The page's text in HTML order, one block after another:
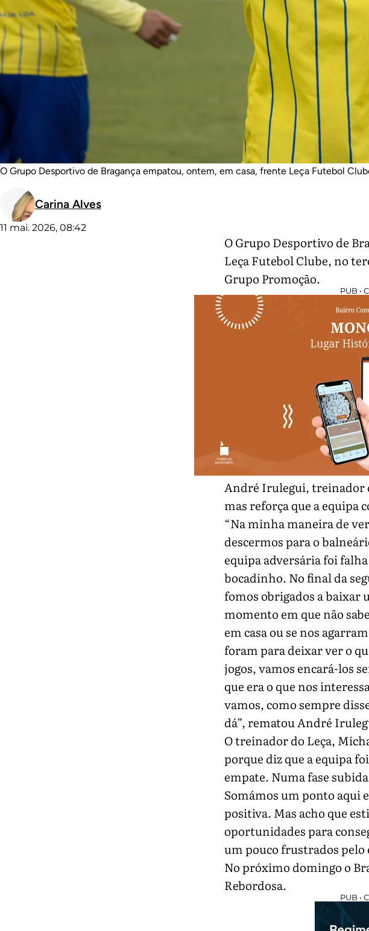
O Grupo Desportivo de Bragança empatou, ontem, em casa, frente Leça Futebol
Carina Alves
11 mai. 2026, 08:42
O Grupo Desportivo de
Leça Futebol Clube, no
Grupo Promoção.
PUB •
André Irulegui, treinador
mas reforça que a equipa
“Na minha maneira de
descermos para o
equipa adversária foi
bocadinho. No final da
fomos obrigados a baixar
momento em que não
em casa ou se nos
foram para deixar ver o
jogos, vamos encará-los
que era o que nos
vamos, como sempre
dá”, rematou André
O treinador do Leça,
porque diz que a equipa
empate. Numa fase
Somámos um ponto aqui
positiva. Mas acho que
oportunidades para
um pouco frustrados pelo
No próximo domingo o
Rebordosa.
PUB •